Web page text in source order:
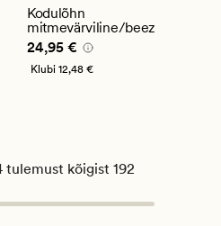
Kodulõhn
mitmevärviline/beez
Pris_ee 24,95 €
24,95 €
Klubi 12,48 €
tulemust kõigist 192